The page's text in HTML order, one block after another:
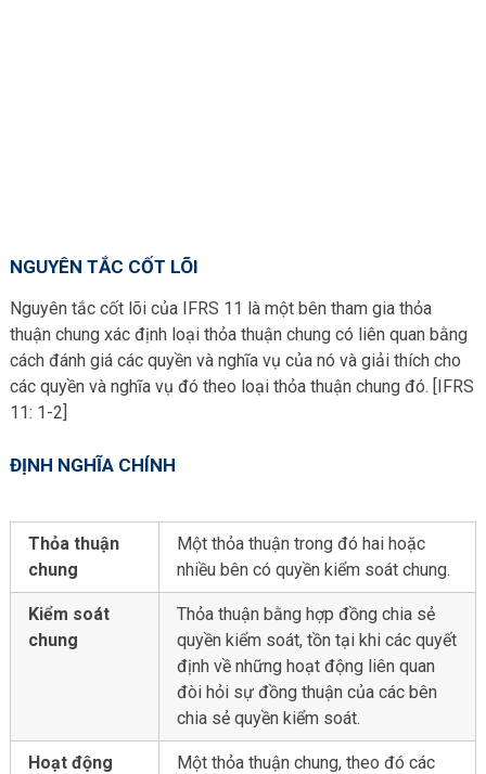
NGUYÊN TẮC CỐT LÕI
Nguyên tắc cốt lõi của IFRS 11 là một bên tham gia thỏa
thuận chung xác định loại thỏa thuận chung có liên quan bằng
cách đánh giá các quyền và nghĩa vụ của nó và giải thích cho
các quyền và nghĩa vụ đó theo loại thỏa thuận chung đó. [IFRS
11: 1-2]
ĐỊNH NGHĨA CHÍNH
Thỏa thuận
chung
Một thỏa thuận trong đó hai hoặc
nhiều bên có quyền kiểm soát chung.
Kiểm soát
chung
Thỏa thuận bằng hợp đồng chia sẻ
quyền kiểm soát, tồn tại khi các quyết
định về những hoạt động liên quan
đòi hỏi sự đồng thuận của các bên
chia sẻ quyền kiểm soát.
Hoạt động
Một thỏa thuận chung, theo đó các